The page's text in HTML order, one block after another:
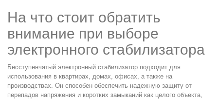
На что стоит обратить
внимание при выборе
электронного стабилизатора
Бесступенчатый электронный стабилизатор подходит для
использования в квартирах, домах, офисах, а также на
производствах. Он способен обеспечить надежную защиту от
перепадов напряжения и коротких замыканий как целого объекта,